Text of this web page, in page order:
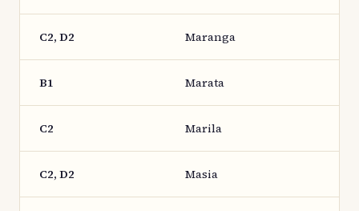
C2, D2 Maranga
B1 Marata
C2 Marila
C2, D2 Masia